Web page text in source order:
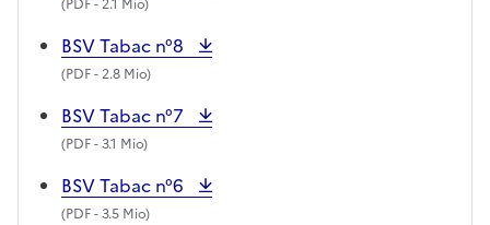
BSV Tabac n°8
(PDF- 2.8 Mio)
BSV Tabac n°7
(PDF- 3.1 Mio)
BSV Tabac n°6
(PDF- 3.5 Mio)